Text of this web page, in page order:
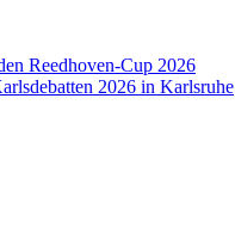
Reedhoven-Cup 2026
2026 in Karlsruhe